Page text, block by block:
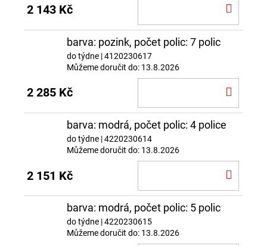
2 143 Kč
barva: pozink, počet polic: 7 polic
do týdne | 4120230617
Můžeme doručit do: 13.8.2026
2 285 Kč
barva: modrá, počet polic: 4 police
do týdne | 4220230614
Můžeme doručit do: 13.8.2026
2 151 Kč
barva: modrá, počet polic: 5 polic
do týdne | 4220230615
Můžeme doručit do: 13.8.2026